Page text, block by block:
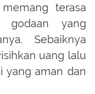
terasa
yang
Sebaiknya
uang lalu
yang aman dan